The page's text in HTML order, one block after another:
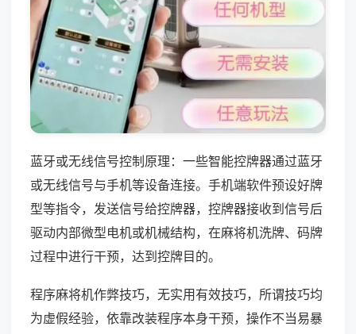
蓝牙或无线信号控制原理：一些智能控牌器通过蓝牙
或无线信号与手机等设备连接。手机端软件预设好牌
型等指令，发送信号给控牌器，控牌器接收到信号后
驱动内部微型电机或机械结构，在麻将机洗牌、码牌
过程中进行干预，达到控牌目的。
程序麻将机作弊技巧，无实用有效技巧，所谓技巧均
为虚假经验，依靠改装程序本身干预，操作不当易暴